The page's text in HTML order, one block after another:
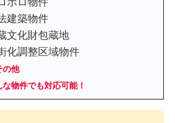
建築物件
文化財包蔵地
化調整区域物件
他
な物件でも対応可能！